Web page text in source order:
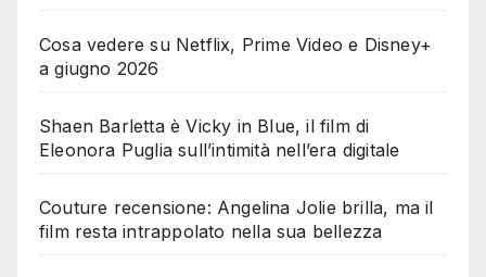
Cosa vedere su Netflix, Prime Video e Disney+
a giugno 2026
Shaen Barletta è Vicky in Blue, il film di
Eleonora Puglia sull’intimità nell’era digitale
Couture recensione: Angelina Jolie brilla, ma il
film resta intrappolato nella sua bellezza